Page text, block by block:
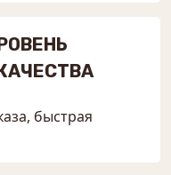
быстрая